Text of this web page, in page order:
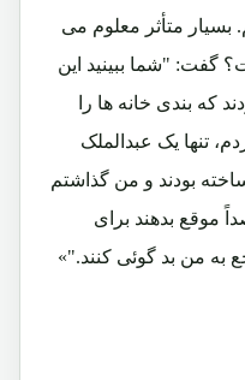
بسیار متأثر معلوم می
گفت: "شما ببینید این
که بندی خانه ها را
تنها یک عبدالملک
بودند و من گذاشتم
موقع بدهند برای
به من بد گوئی کنند."»